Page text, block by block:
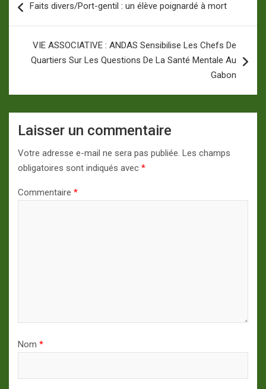
de
Faits divers/Port-gentil : un élève poignardé à mort
VIE ASSOCIATIVE : ANDAS Sensibilise Les Chefs De
Quartiers Sur Les Questions De La Santé Mentale Au
Gabon
Laisser un commentaire
Votre adresse e-mail ne sera pas publiée. Les champs
obligatoires sont indiqués avec *
Commentaire *
Nom *